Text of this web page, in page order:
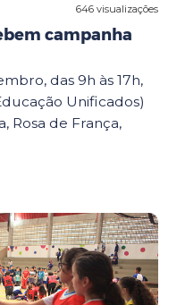
646 visualizações
campanha
das 9h às 17h,
Unificados)
Rosa de França,